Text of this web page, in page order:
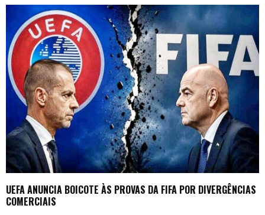
UEFA ANUNCIA BOICOTE ÀS PROVAS DA FIFA POR DIVERGÊNCIAS
COMERCIAIS